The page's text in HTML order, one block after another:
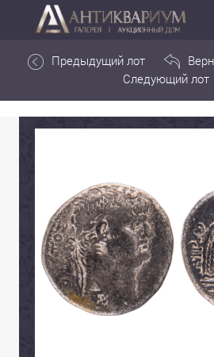
Предыдущий лот
Следующий лот